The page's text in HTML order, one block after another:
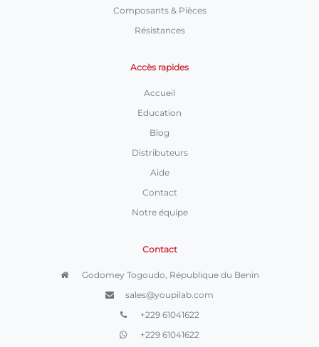
Composants & Pièces
Résistances
Accès rapides
Accueil
Education
Blog
Distributeurs
Aide
Contact
Notre équipe
Contact
Godomey Togoudo, République du Benin
sales@youpilab.com
+229 61041622
+229 61041622